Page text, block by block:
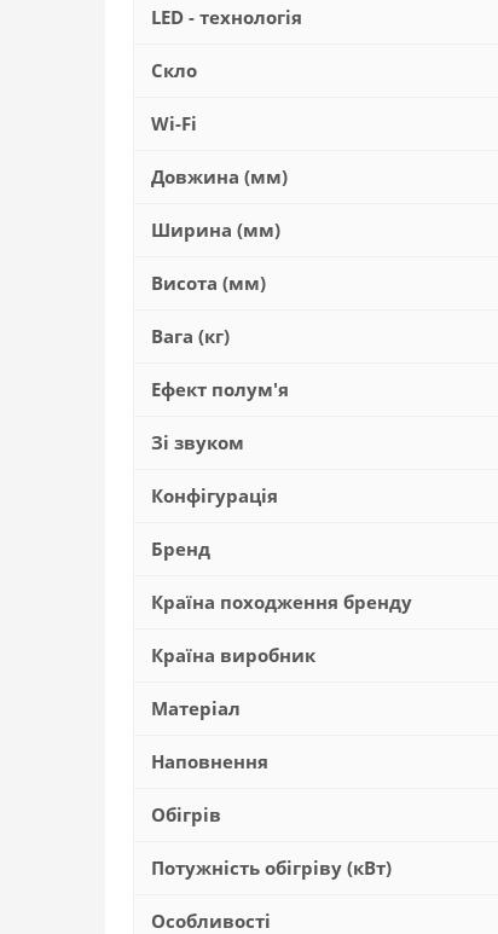
LED - технологія
Скло
Wi-Fi
Довжина (мм)
Ширина (мм)
Висота (мм)
Вага (кг)
Ефект полум'я
Зі звуком
Конфігурація
Бренд
Країна походження бренду
Країна виробник
Матеріал
Наповнення
Обігрів
Потужність обігріву (кВт)
Особливості